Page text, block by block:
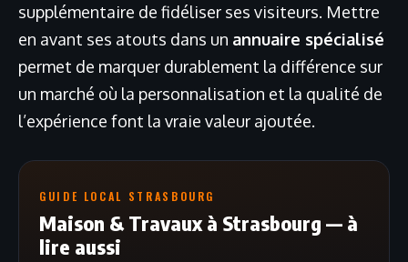
supplémentaire de fidéliser ses visiteurs. Mettre
en avant ses atouts dans un annuaire spécialisé
permet de marquer durablement la différence sur
un marché où la personnalisation et la qualité de
l’expérience font la vraie valeur ajoutée.
GUIDE LOCAL STRASBOURG
Maison & Travaux à Strasbourg — à
lire aussi